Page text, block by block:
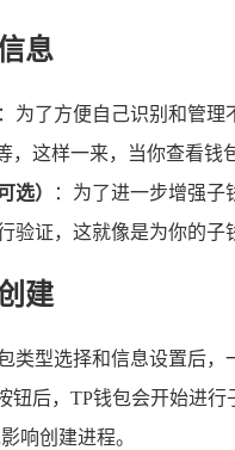
息
：为了方便自己识别和管
，这样一来，当你查看钱
选）
：为了进一步增强
验证，这就像是为你的子
建
类型选择和信息设置后，
钮后，TP钱包会开始进
响创建进程。